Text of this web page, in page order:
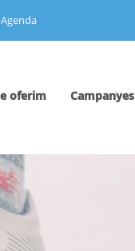
Agenda
oferim Campanyes